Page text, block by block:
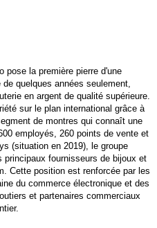
pose la première pierre d'une
quelques années seulement,
en argent de qualité supérieure.
sur le plan international grâce à
de montres qui connaît une
employés, 260 points de vente et
(situation en 2019), le groupe
principaux fournisseurs de bijoux et
Cette position est renforcée par les
du commerce électronique et des
et partenaires commerciaux